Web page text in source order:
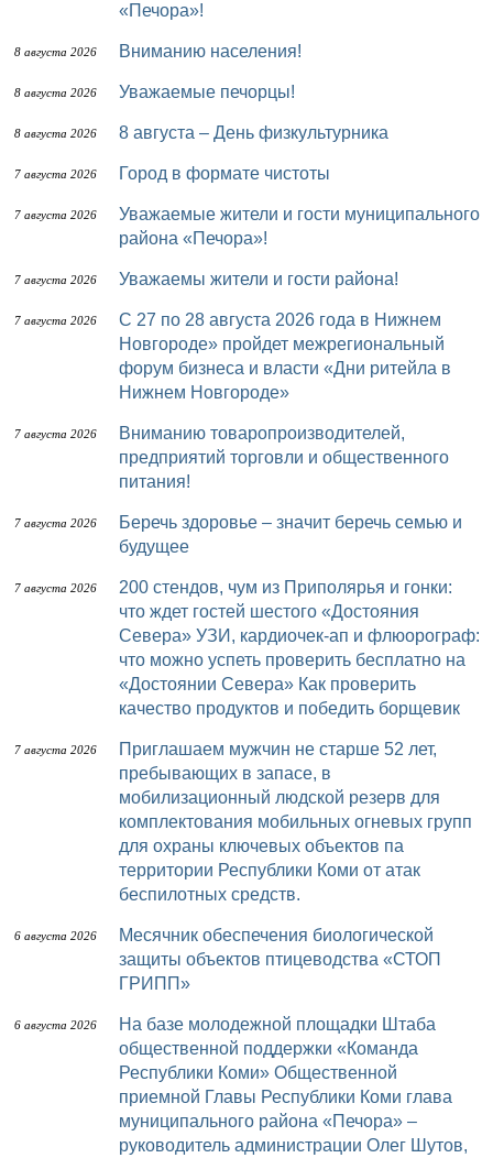
«Печора»!
8 августа 2026 Вниманию населения!
8 августа 2026 Уважаемые печорцы!
8 августа 2026 8 августа – День физкультурника
7 августа 2026 Город в формате чистоты
7 августа 2026
Уважаемые жители и гости муниципального
района «Печора»!
7 августа 2026 Уважаемы жители и гости района!
7 августа 2026
с 27 по 28 августа 2026 года в Нижнем
Новгороде» пройдет межрегиональный
форум бизнеса и власти «Дни ритейла в
Нижнем Новгороде»
7 августа 2026
Вниманию товаропроизводителей,
предприятий торговли и общественного
питания!
7 августа 2026
Беречь здоровье – значит беречь семью и
будущее
7 августа 2026
200 стендов, чум из Приполярья и гонки:
что ждет гостей шестого «Достояния
Севера» УЗИ, кардиочек-ап и флюорограф:
что можно успеть проверить бесплатно на
«Достоянии Севера» Как проверить
качество продуктов и победить борщевик
7 августа 2026
Приглашаем мужчин не старше 52 лет,
пребывающих в запасе, в
мобилизационный людской резерв для
комплектования мобильных огневых групп
для охраны ключевых объектов па
территории Республики Коми от атак
беспилотных средств.
6 августа 2026
Месячник обеспечения биологической
защиты объектов птицеводства «СТОП
ГРИПП»
6 августа 2026
На базе молодежной площадки Штаба
общественной поддержки «Команда
Республики Коми» Общественной
приемной Главы Республики Коми глава
муниципального района «Печора» –
руководитель администрации Олег Шутов,